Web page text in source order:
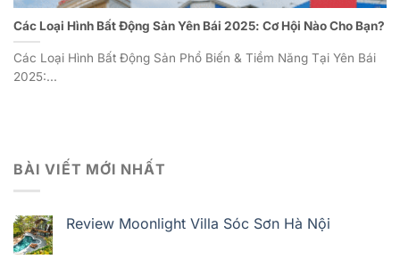
Các Loại Hình Bất Động Sản Yên Bái 2025: Cơ Hội Nào Cho Bạn?
Các Loại Hình Bất Động Sản Phổ Biến & Tiềm Năng Tại Yên Bái
2025:...
BÀI VIẾT MỚI NHẤT
Review Moonlight Villa Sóc Sơn Hà Nội